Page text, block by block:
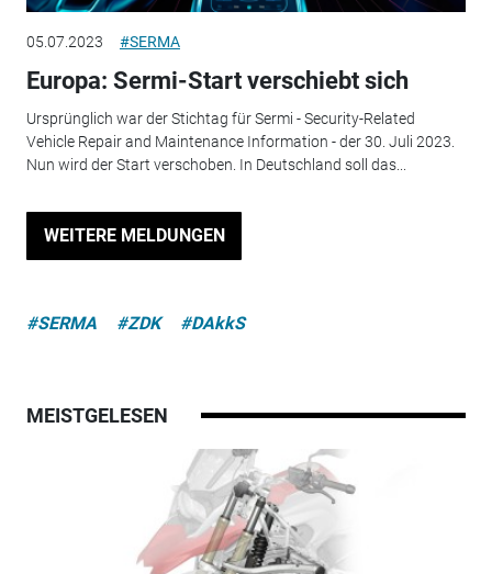
05.07.2023 #SERMA
Europa: Sermi-Start verschiebt sich
Ursprünglich war der Stichtag für Sermi - Security-Related
Vehicle Repair and Maintenance Information - der 30. Juli 2023.
Nun wird der Start verschoben. In Deutschland soll das...
WEITERE MELDUNGEN
#SERMA #ZDK #DAkkS
MEISTGELESEN